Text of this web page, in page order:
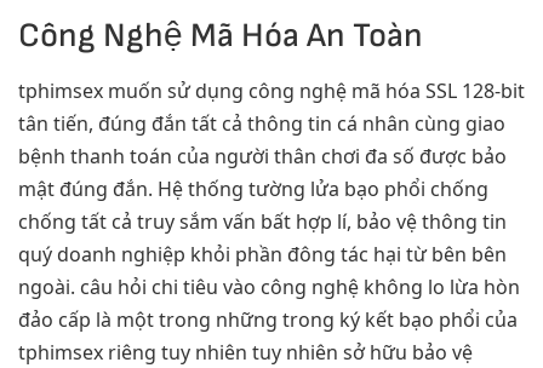
Công Nghệ Mã Hóa An Toàn
tphimsex muốn sử dụng công nghệ mã hóa SSL 128-bit
tân tiến, đúng đắn tất cả thông tin cá nhân cùng giao
bệnh thanh toán của người thân chơi đa số được bảo
mật đúng đắn. Hệ thống tường lửa bạo phổi chống
chống tất cả truy sắm vấn bất hợp lí, bảo vệ thông tin
quý doanh nghiệp khỏi phần đông tác hại từ bên bên
ngoài. câu hỏi chi tiêu vào công nghệ không lo lừa hòn
đảo cấp là một trong những trong ký kết bạo phổi của
tphimsex riêng tuy nhiên tuy nhiên sở hữu bảo vệ